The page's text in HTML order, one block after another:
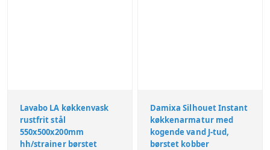
Lavabo LA køkkenvask
rustfrit stål
550x500x200mm
hh/strainer børstet
Damixa Silhouet Instant
køkkenarmatur med
kogende vand J-tud,
børstet kobber